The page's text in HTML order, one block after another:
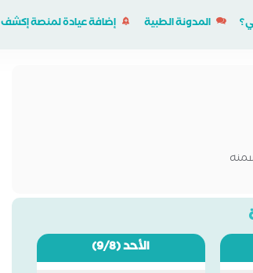
المدونة الطبية إضافة عيادة لمنصة إكشف
الأحد(9/8)